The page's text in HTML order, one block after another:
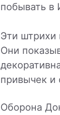
побывать в
Эти штрихи
Они
привычек и
Оборона